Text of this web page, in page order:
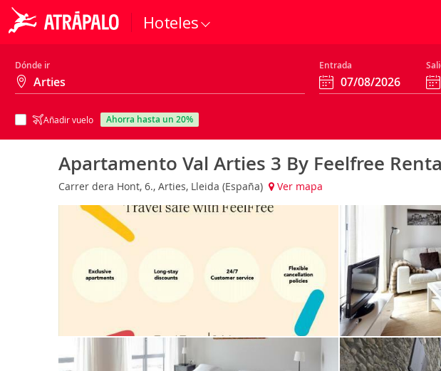
Hoteles
Dónde ir Entrada
Añadir vuelo ahorra hasta un 20%
Apartamento Val Arties 3 By Feelfree
Carrer dera Hont, 6., Arties, Lleida (España) Ver mapa